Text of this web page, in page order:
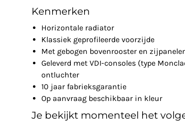
Kenmerken
Horizontale radiator
Klassiek geprofileerde voorzijde
Met gebogen bovenrooster en
Geleverd met VDI-consoles (type
ontluchter
10 jaar fabrieksgarantie
Op aanvraag beschikbaar in kleur
Je bekijkt momenteel het